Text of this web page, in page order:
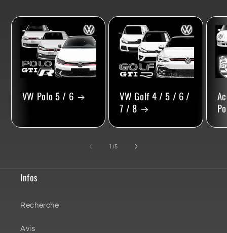
VW Polo 5 / 6
VW Golf 4 / 5 / 6 /
7 / 8
1 /de
5
Infos
Recherche
Avis